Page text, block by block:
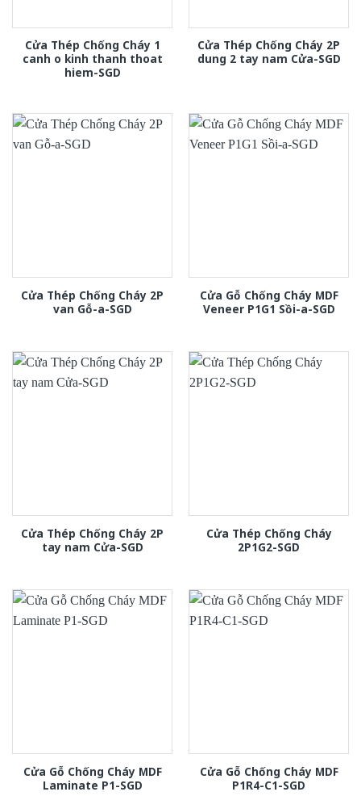
Cửa Thép Chống Cháy 1
canh o kinh thanh thoat
hiem-SGD
Cửa Thép Chống Cháy 2P
dung 2 tay nam Cửa-SGD
Cửa Thép Chống Cháy 2P
van Gỗ-a-SGD
Cửa Gỗ Chống Cháy MDF
Veneer P1G1 Sồi-a-SGD
Cửa Thép Chống Cháy 2P
tay nam Cửa-SGD
Cửa Thép Chống Cháy
2P1G2-SGD
Cửa Gỗ Chống Cháy MDF
Laminate P1-SGD
Cửa Gỗ Chống Cháy MDF
P1R4-C1-SGD